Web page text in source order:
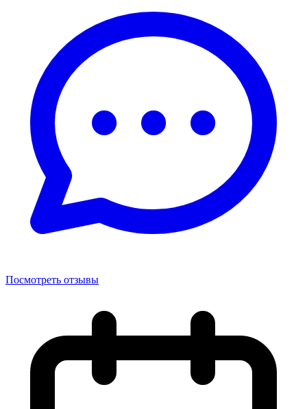
Посмотреть отзывы